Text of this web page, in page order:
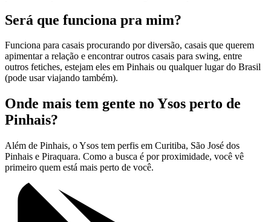
Será que funciona pra mim?
Funciona para casais procurando por diversão, casais que querem
apimentar a relação e encontrar outros casais para swing, entre
outros fetiches, estejam eles em Pinhais ou qualquer lugar do Brasil
(pode usar viajando também).
Onde mais tem gente no Ysos perto de
Pinhais?
Além de Pinhais, o Ysos tem perfis em Curitiba, São José dos
Pinhais e Piraquara. Como a busca é por proximidade, você vê
primeiro quem está mais perto de você.